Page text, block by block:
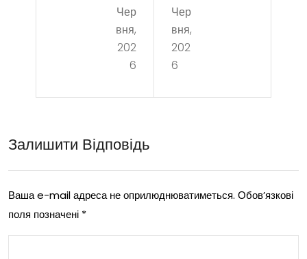
ста
в
ста
рто
нов
ого
жит
Чер
вня,
202
6
ний
магі
стр
аль
ьтр
є
Чер
вня,
202
6
Залишити Відповідь
Ваша e-mail адреса не оприлюднюватиметься. Обов’язкові
поля позначені *